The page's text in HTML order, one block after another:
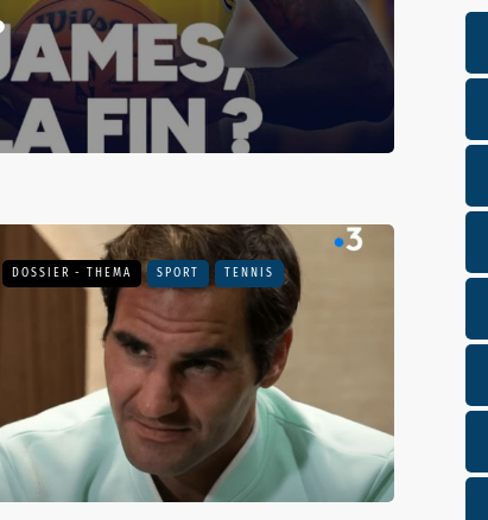
DOSSIER - THEMA SPORT TENNIS